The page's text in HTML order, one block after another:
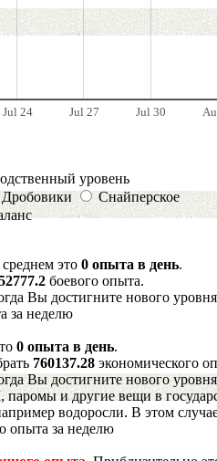
Jul 24 Jul 27 Jul 30
уровень
Дробовики
Снайперское
это 0 опыта в день.
боевого опыта.
Вы достигните нового
за неделю
0 опыта в день.
760137.28 экономического
Вы достигните нового
и другие вещи в
водоросли. В этом
опыта за неделю